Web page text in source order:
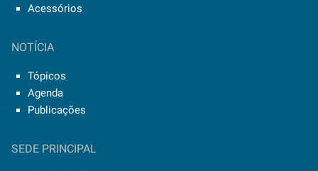
Acessórios
NOTÍCIA
Tópicos
Agenda
Publicações
SEDE PRINCIPAL